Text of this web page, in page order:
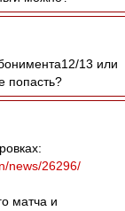
13 или
попасть?
news/26296/
матча и